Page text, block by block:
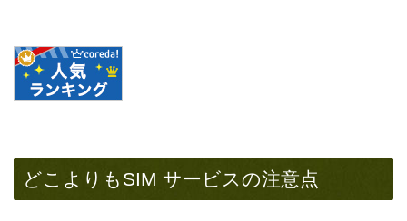
どこよりもSIM サービスの注意点